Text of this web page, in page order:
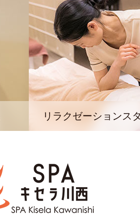
リラクゼーションス